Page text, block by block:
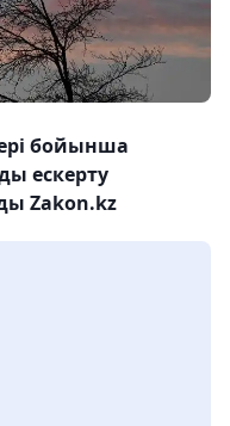
бойынша
ескерту
Zakon.kz